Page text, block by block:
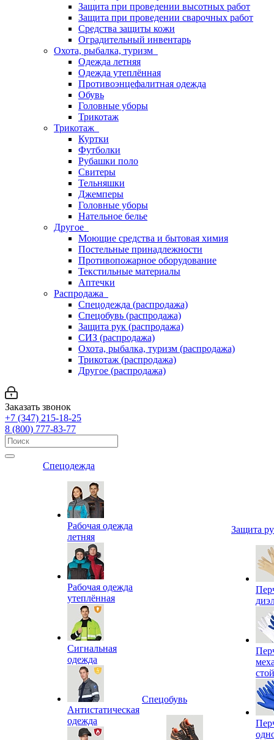
Защита при проведении высотных работ
Защита при проведении сварочных работ
Средства защиты кожи
Оградительный инвентарь
Охота, рыбалка, туризм
Одежда летняя
Одежда утеплённая
Противоэнцефалитная одежда
Обувь
Головные уборы
Трикотаж
Трикотаж
Куртки
Футболки
Рубашки поло
Свитеры
Тельняшки
Джемперы
Головные уборы
Нательное белье
Другое
Моющие средства и бытовая химия
Постельные принадлежности
Противопожарное оборудование
Текстильные материалы
Аптечки
Распродажа
Спецодежда (распродажа)
Спецобувь (распродажа)
Защита рук (распродажа)
СИЗ (распродажа)
Охота, рыбалка, туризм (распродажа)
Трикотаж (распродажа)
Другое (распродажа)
Заказать звонок
+7 (347) 215-18-25
8 (800) 777-83-77
Спецодежда
Рабочая одежда
летняя
Рабочая одежда
утеплённая
Сигнальная
одежда
Антистатическая
одежда
Спецобувь
Защита